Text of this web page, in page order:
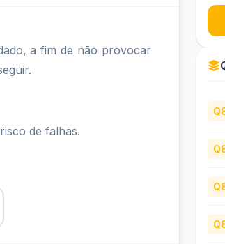
a fim de não provocar
de falhas.